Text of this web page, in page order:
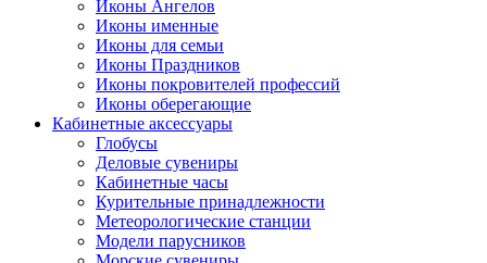
Иконы Ангелов
Иконы именные
Иконы для семьи
Иконы Праздников
Иконы покровителей профессий
Иконы оберегающие
Кабинетные аксессуары
Глобусы
Деловые сувениры
Кабинетные часы
Курительные принадлежности
Метеорологические станции
Модели парусников